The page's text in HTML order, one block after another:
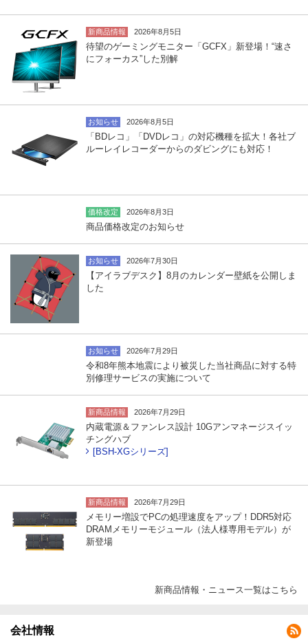
新商品情報 2026年8月5日
待望のゲーミングモニター「GCFX」新登場！“速さ
にフォーカス”した別解
お知らせ 2026年8月5日
「BDレコ」「DVDレコ」の対応機種を拡大！各社ブ
ルーレイレコーダーからのダビングにも対応！
価格改定 2026年8月3日
商品価格改定のお知らせ
お知らせ 2026年7月30日
【アイラブデスク】8月のカレンダー壁紙を公開しま
した
お知らせ 2026年7月29日
令和8年熊本地震により被災した当社商品に対する特
別修理サービスの実施について
新商品情報 2026年7月29日
内蔵電源＆ファンレス設計 10Gアンマネージスイッ
チングハブ
[BSH-XGシリーズ]
新商品情報 2026年7月29日
メモリー増設でPCの処理速度をアップ！DDR5対応
DRAMメモリーモジュール（法人様専用モデル）が
新登場
新商品情報・ニュース一覧はこちら
会社情報